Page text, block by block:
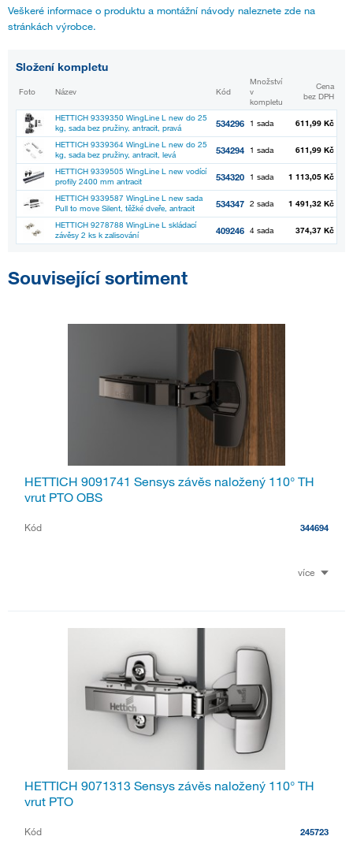
Veškeré informace o produktu a montážní návody naleznete zde na
stránkách výrobce.
Složení kompletu
Foto Název Kód
Množství
v
kompletu
Cena
bez DPH
HETTICH 9339350 WingLine L new do 25
kg, sada bez pružiny, antracit, pravá
534296 1 sada 611,99 Kč
HETTICH 9339364 WingLine L new do 25
kg, sada bez pružiny, antracit, levá
534294 1 sada 611,99 Kč
HETTICH 9339505 WingLine L new vodící
profily 2400 mm antracit
534320 1 sada 1 113,05 Kč
HETTICH 9339587 WingLine L new sada
Pull to move Silent, těžké dveře, antracit
534347 2 sada 1 491,32 Kč
HETTICH 9278788 WingLine L skládací
závěsy 2 ks k zalisování
409246 4 sada 374,37 Kč
Související sortiment
HETTICH 9091741 Sensys závěs naložený 110° TH
vrut PTO OBS
Kód 344694
více
HETTICH 9071313 Sensys závěs naložený 110° TH
vrut PTO
Kód 245723